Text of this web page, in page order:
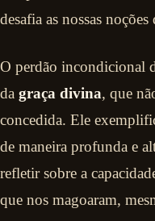
desafia as nossas
O perdão incondicional
da graça divina, que
concedida. Ele
de maneira profunda e
refletir sobre a
que nos magoaram,